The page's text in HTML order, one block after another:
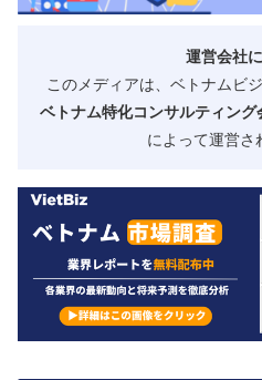
運営会社
このメディアは、ベトナムビ
ベトナム特化コンサルティン
によって運営さ